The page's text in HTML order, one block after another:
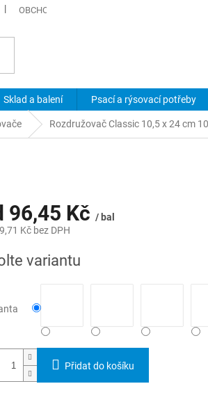
OBCHODNÍ PODMÍNKY PODMÍNKY
Sklad a balení Psací a rýsovací potřeby
Rozdružovač Classic 10,5 x 24 cm
96,45 Kč / bal
Kčbez DPH
variantu
Přidat do košíku